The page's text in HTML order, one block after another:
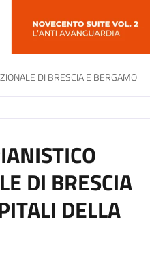
DI BRESCIA E BERGAMO
DI BRESCIA
DELLA